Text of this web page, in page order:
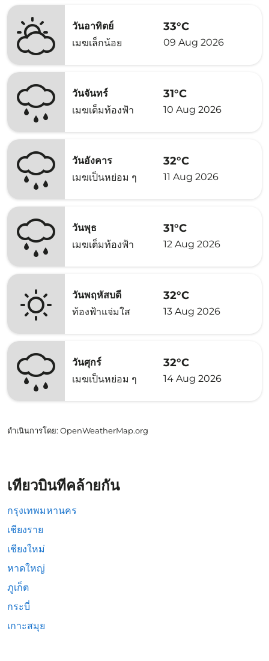
วันอาทิตย์
เมฆเล็กน้อย
33°C
09 Aug 2026
วันจันทร์
เมฆเต็มท้องฟ้า
31°C
10 Aug 2026
วันอังคาร
เมฆเป็นหย่อม ๆ
32°C
11 Aug 2026
วันพุธ
เมฆเต็มท้องฟ้า
31°C
12 Aug 2026
วันพฤหัสบดี
ท้องฟ้าแจ่มใส
32°C
13 Aug 2026
วันศุกร์
เมฆเป็นหย่อม ๆ
32°C
14 Aug 2026
ดำเนินการโดย: OpenWeatherMap.org
เที่ยวบินที่คล้ายกัน
กรุงเทพมหานคร
เชียงราย
เชียงใหม่
หาดใหญ่
ภูเก็ต
กระบี่
เกาะสมุย